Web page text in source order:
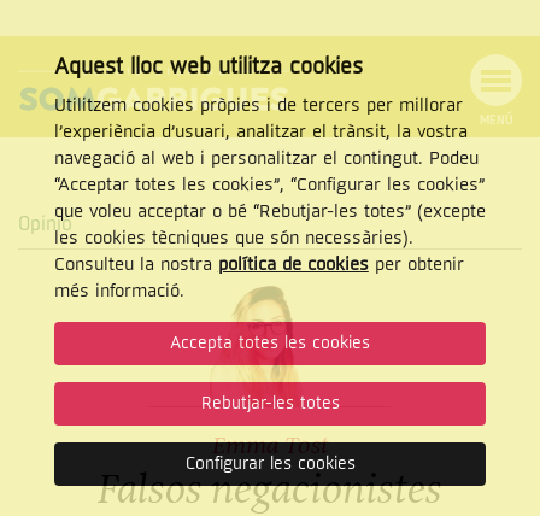
NAVEGACIÓ
MENÚ
Cercar
CERCAR
Opinió
Emma Tost
Falsos negacionistes
Aquest lloc web utilitza cookies
Utilitzem cookies pròpies i de tercers per millorar
l’experiència d’usuari, analitzar el trànsit, la vostra
navegació al web i personalitzar el contingut. Podeu
“Acceptar totes les cookies”, “Configurar les cookies”
que voleu acceptar o bé “Rebutjar-les totes” (excepte
les cookies tècniques que són necessàries).
Consulteu la nostra política de cookiesper obtenir
més informació.
Accepta totes les cookies
Rebutjar-les totes
Configurar les cookies